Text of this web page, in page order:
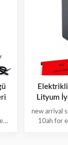
Lityum
new arrival
10ah for